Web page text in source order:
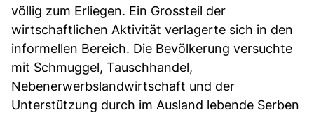
völlig zum Erliegen. Ein Grossteil der
wirtschaftlichen Aktivität verlagerte sich in den
informellen Bereich. Die Bevölkerung versuchte
mit Schmuggel, Tauschhandel,
Nebenerwerbslandwirtschaft und der
Unterstützung durch im Ausland lebende Serben